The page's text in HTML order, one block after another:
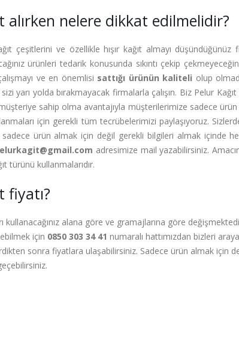
alırken nelere dikkat edilmelidir?
çeşitlerini ve özellikle hışır kağıt almayı düşündüğünüz
ürünleri tedarik konusunda sıkıntı çekip
ve en önemlisi sattığı ürünün kaliteli olup
yarı yolda bırakmayacak firmalarla çalışın. Biz Pelur
sahip olma avantajıyla müşterilerimize sadece
için gerekli tüm tecrübelerimizi paylaşıyoruz.
sadece ürün almak için değil gerekli bilgileri almak içinde
adresimize mail yazabilirsiniz.
türünü kullanmalarıdır.
fiyatı?
kullanacağınız alana göre ve gramajlarına göre
için 0850 303 34 41 numaralı hattımızdan bizleri
sonra fiyatlara ulaşabilirsiniz. Sadece ürün almak için